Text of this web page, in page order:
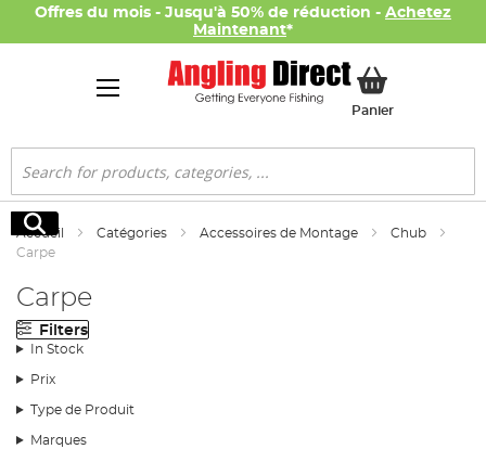
Offres du mois - Jusqu'à 50% de réduction - Achetez
Maintenant*
PanierMon panier
Rechercher
Rechercher
Accueil Catégories Accessoires de Montage
Chub
Carpe
Carpe
Filters
In Stock
Prix
Type de Produit
Marques